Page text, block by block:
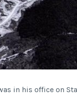
in his office on